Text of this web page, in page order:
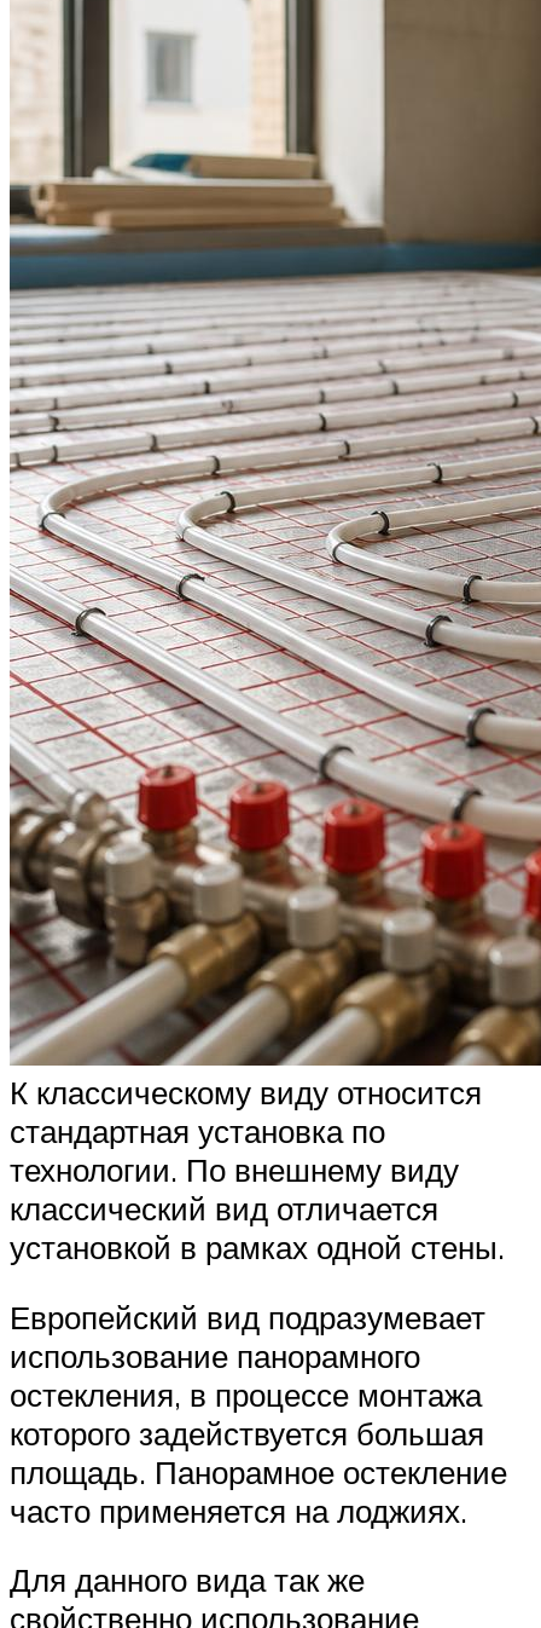
К классическому виду относится
стандартная установка по
технологии. По внешнему виду
классический вид отличается
установкой в рамках одной стены.
Европейский вид подразумевает
использование панорамного
остекления, в процессе монтажа
которого задействуется большая
площадь. Панорамное остекление
часто применяется на лоджиях.
Для данного вида так же
свойственно использование